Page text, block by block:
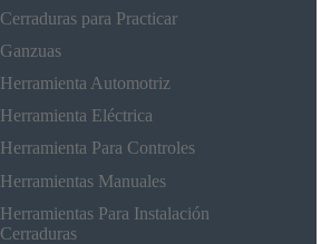
Cerraduras para Practicar
Ganzuas
Herramienta Automotriz
Herramienta Eléctrica
Herramienta Para Controles
Herramientas Manuales
Herramientas Para Instalación
Cerraduras